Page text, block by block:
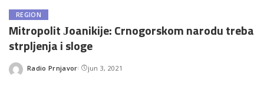
REGION
Mitropolit Јoanikije: Crnogorskom narodu treba
strpljenja i sloge
Posted
Radio Prnjavor jun 3, 2021